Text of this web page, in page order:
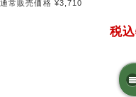
通常販売価格 ¥3,710
税